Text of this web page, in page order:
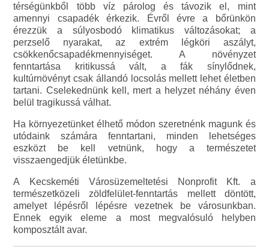
térségünkből több víz párolog és távozik el, mint
amennyi csapadék érkezik. Évről évre a bőrünkön
érezzük a súlyosbodó klimatikus változásokat; a
perzselő nyarakat, az extrém légköri aszályt,
csökkenőcsapadékmennyiséget. A növényzet
fenntartása kritikussá vált, a fák sínylődnek,
kultúrnövényt csak állandó locsolás mellett lehet életben
tartani. Cselekednünk kell, mert a helyzet néhány éven
belül tragikussá válhat.
Ha környezetünket élhető módon szeretnénk magunk és
utódaink számára fenntartani, minden lehetséges
eszközt be kell vetnünk, hogy a természetet
visszaengedjük életünkbe.
A Kecskeméti Városüzemeltetési Nonprofit Kft. a
természetközeli zöldfelület-fenntartás mellett döntött,
amelyet lépésről lépésre vezetnek be városunkban.
Ennek egyik eleme a most megvalósuló helyben
komposztált avar.